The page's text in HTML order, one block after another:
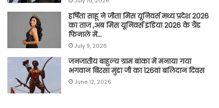
हर्षिता साहू ने जीता मिस यूनिवर्स मध्य प्रदेश 2026
का ताज ,अब मिस यूनिवर्स इंडिया 2026 के ग्रैंड
फिनाले में…
July 9, 2026
जनजातीय बाहुल्य ग्राम बांका में मनाया गया
भगवान बिरसा मुंडा जी का 126वां बलिदान दिवस
June 12, 2026